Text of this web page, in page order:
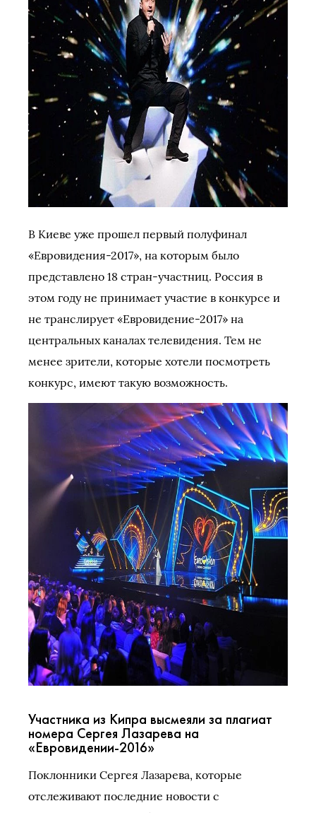
В Киеве уже прошел первый полуфинал
«Евровидения-2017», на которым было
представлено 18 стран-участниц. Россия в
этом году не принимает участие в конкурсе и
не транслирует «Евровидение-2017» на
центральных каналах телевидения. Тем не
менее зрители, которые хотели посмотреть
конкурс, имеют такую возможность.
Участника из Кипра высмеяли за плагиат
номера Сергея Лазарева на
«Евровидении-2016»
Поклонники Сергея Лазарева, которые
отслеживают последние новости с